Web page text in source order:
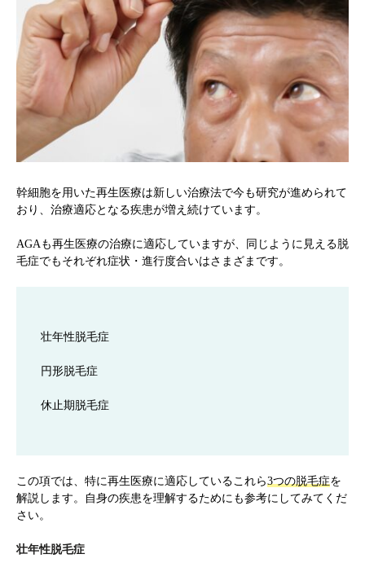
幹細胞を用いた再生医療は新しい治療法で今も研究が進められて
おり、治療適応となる疾患が増え続けています。
AGAも再生医療の治療に適応していますが、同じように見える脱
毛症でもそれぞれ症状・進行度合いはさまざまです。
壮年性脱毛症
円形脱毛症
休止期脱毛症
この項では、特に再生医療に適応しているこれら3つの脱毛症を
解説します。自身の疾患を理解するためにも参考にしてみてくだ
さい。
壮年性脱毛症